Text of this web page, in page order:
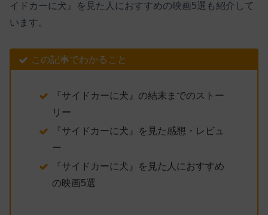
イドカーに犬』を見た人におすすめの映画5選も紹介して
います。
この記事でわかること
『サイドカーに犬』の結末までのストー
リー
『サイドカーに犬』を見た感想・レビュ
ー
『サイドカーに犬』を見た人におすすめ
の映画5選